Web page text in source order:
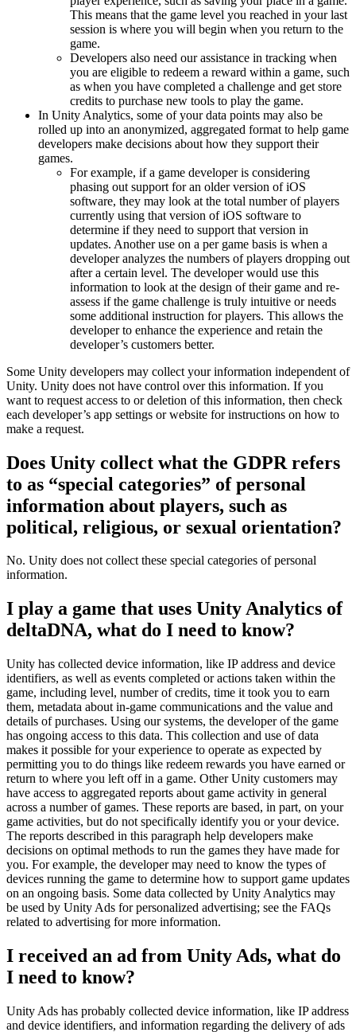
This means that the game level you reached in your last
session is where you will begin when you return to the
game.
Developers also need our assistance in tracking when
you are eligible to redeem a reward within a game, such
as when you have completed a challenge and get store
credits to purchase new tools to play the game.
In Unity Analytics, some of your data points may also be
rolled up into an anonymized, aggregated format to help game
developers make decisions about how they support their
games.
For example, if a game developer is considering
phasing out support for an older version of iOS
software, they may look at the total number of players
currently using that version of iOS software to
determine if they need to support that version in
updates. Another use on a per game basis is when a
developer analyzes the numbers of players dropping out
after a certain level. The developer would use this
information to look at the design of their game and re-
assess if the game challenge is truly intuitive or needs
some additional instruction for players. This allows the
developer to enhance the experience and retain the
developer’s customers better.
Some Unity developers may collect your information independent of
Unity. Unity does not have control over this information. If you
want to request access to or deletion of this information, then check
each developer’s app settings or website for instructions on how to
make a request.
Does Unity collect what the GDPR refers
to as “special categories” of personal
information about players, such as
political, religious, or sexual orientation?
No. Unity does not collect these special categories of personal
information.
I play a game that uses Unity Analytics of
deltaDNA, what do I need to know?
Unity has collected device information, like IP address and device
identifiers, as well as events completed or actions taken within the
game, including level, number of credits, time it took you to earn
them, metadata about in-game communications and the value and
details of purchases. Using our systems, the developer of the game
has ongoing access to this data. This collection and use of data
makes it possible for your experience to operate as expected by
permitting you to do things like redeem rewards you have earned or
return to where you left off in a game. Other Unity customers may
have access to aggregated reports about game activity in general
across a number of games. These reports are based, in part, on your
game activities, but do not specifically identify you or your device.
The reports described in this paragraph help developers make
decisions on optimal methods to run the games they have made for
you. For example, the developer may need to know the types of
devices running the game to determine how to support game updates
on an ongoing basis. Some data collected by Unity Analytics may
be used by Unity Ads for personalized advertising; see the FAQs
related to advertising for more information.
I received an ad from Unity Ads, what do
I need to know?
Unity Ads has probably collected device information, like IP address
and device identifiers, and information regarding the delivery of ads